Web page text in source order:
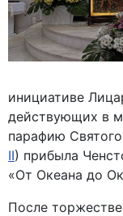
инициативе
действующих в
парафию
II) прибыла
«От Океана до
После